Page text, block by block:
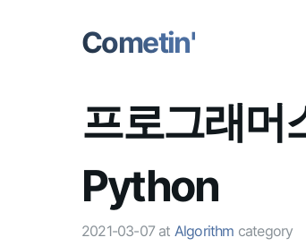
Cometin'
프로그래머
Python
2021-03-07 at Algorithm category